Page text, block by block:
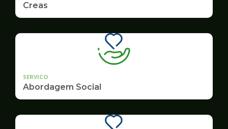
Creas
SERVICO
Abordagem Social